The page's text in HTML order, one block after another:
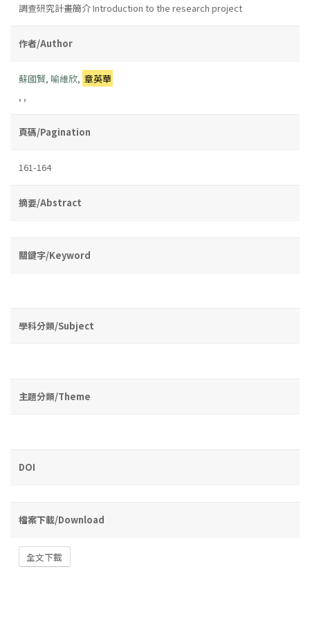
調查研究計畫簡介 Introduction to the research project
作者/Author
蘇國賢, 喻維欣, 章英華
, ,
頁碼/Pagination
161-164
摘要/Abstract
關鍵字/Keyword
學科分類/Subject
主題分類/Theme
DOI
檔案下載/Download
全文下載